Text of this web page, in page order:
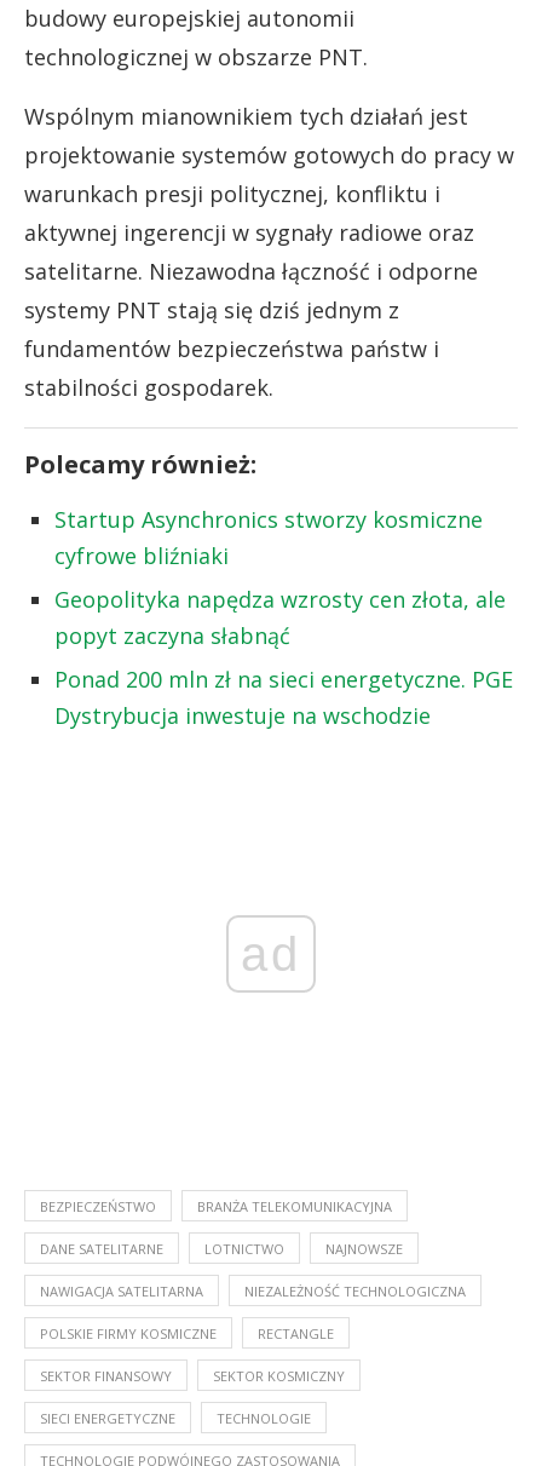
budowy europejskiej autonomii
technologicznej w obszarze PNT.
Wspólnym mianownikiem tych działań jest
projektowanie systemów gotowych do pracy w
warunkach presji politycznej, konfliktu i
aktywnej ingerencji w sygnały radiowe oraz
satelitarne. Niezawodna łączność i odporne
systemy PNT stają się dziś jednym z
fundamentów bezpieczeństwa państw i
stabilności gospodarek.
Polecamy również:
Startup Asynchronics stworzy kosmiczne
cyfrowe bliźniaki
Geopolityka napędza wzrosty cen złota, ale
popyt zaczyna słabnąć
Ponad 200 mln zł na sieci energetyczne. PGE
Dystrybucja inwestuje na wschodzie
ad
BEZPIECZEŃSTWO BRANŻA TELEKOMUNIKACYJNA
DANE SATELITARNE LOTNICTWO NAJNOWSZE
NAWIGACJA SATELITARNA NIEZALEŻNOŚĆ TECHNOLOGICZNA
POLSKIE FIRMY KOSMICZNE RECTANGLE
SEKTOR FINANSOWY SEKTOR KOSMICZNY
SIECI ENERGETYCZNE TECHNOLOGIE
TECHNOLOGIE PODWÓJNEGO ZASTOSOWANIA